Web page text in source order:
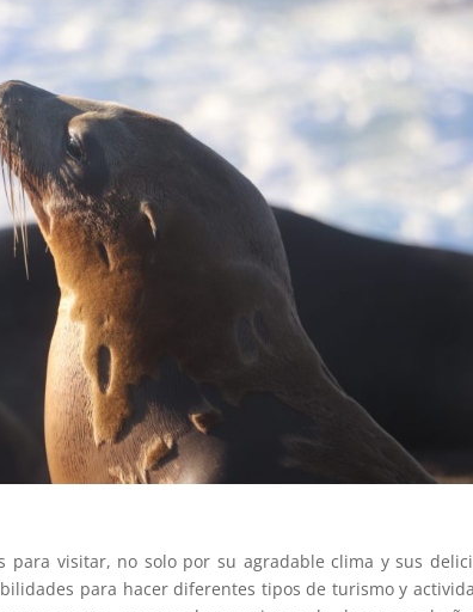
para visitar, no solo por su agradable clima y sus
para hacer diferentes tipos de turismo y